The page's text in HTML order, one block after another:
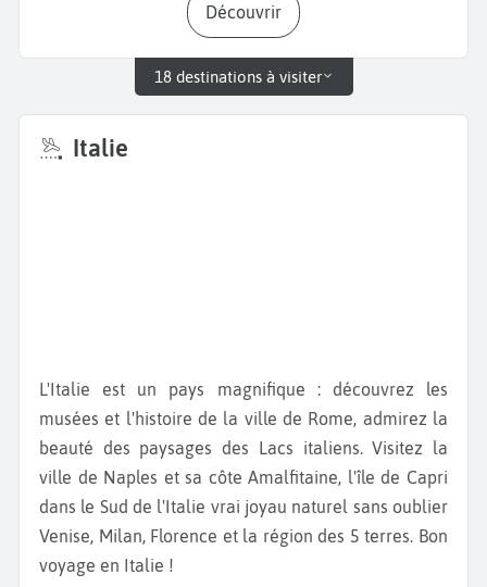
Découvrir
18 destinations à visiter
Italie
L'Italie est un pays magnifique : découvrez les
musées et l'histoire de la ville de Rome, admirez la
beauté des paysages des Lacs italiens. Visitez la
ville de Naples et sa côte Amalfitaine, l'île de Capri
dans le Sud de l'Italie vrai joyau naturel sans oublier
Venise, Milan, Florence et la région des 5 terres. Bon
voyage en Italie !